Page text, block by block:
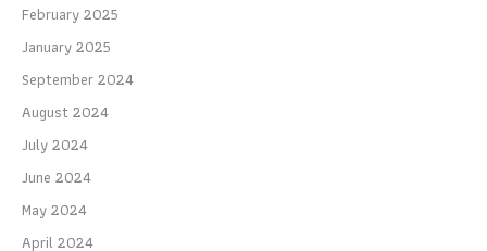
February 2025
January 2025
September 2024
August 2024
July 2024
June 2024
May 2024
April 2024